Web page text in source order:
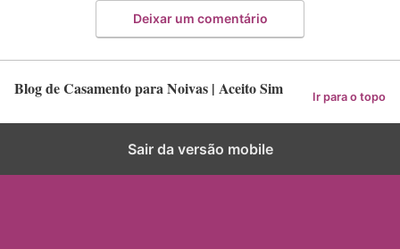
Deixar um comentário
Blog de Casamento para Noivas | Aceito Sim Ir para o topo
Sair da versão mobile